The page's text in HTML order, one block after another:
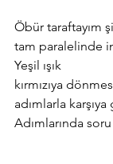
Öbür taraftayım
tam paralelinde
Yeşil ışık
kırmızıya
adımlarla
Adımlarında